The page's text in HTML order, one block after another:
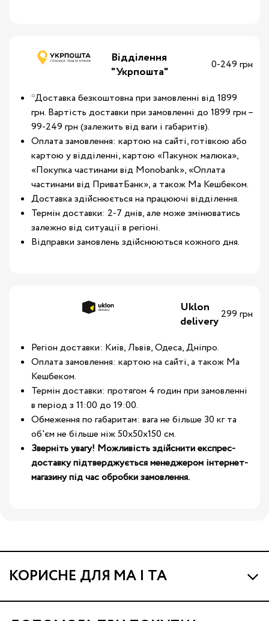
Відділення
"Укрпошта"
0-249 грн
*Доставка безкоштовна при замовленні від 1899
грн. Вартість доставки при замовленні до 1899 грн –
99-249 грн (залежить від ваги і габаритів).
Оплата замовлення: картою на сайті, готівкою або
картою у відділенні, картою «Пакунок малюка»,
«Покупка частинами від Monobank», «Оплата
частинами від ПриватБанк», а також Ма Кешбеком.
Доставка здійснюється на працюючі відділення.
Термін доставки: 2-7 днів, але може змінюватись
залежно від ситуації в регіоні.
Відправки замовлень здійснюються кожного дня.
Uklon
delivery 299 грн
Регіон доставки: Київ, Львів, Одеса, Дніпро.
Оплата замовлення: картою на сайті, а також Ма
Кешбеком.
Термін доставки: протягом 4 годин при замовленні
в період з 11:00 до 19:00.
Обмеження по габаритам: вага не більше 30 кг та
об'єм не більше ніж 50х50х150 см.
Зверніть увагу! Можливість здійснити експрес-
доставку підтверджується менеджером інтернет-
магазину під час обробки замовлення.
КОРИСНЕ ДЛЯ МА І ТА
Про МА та Маминих Асистентів